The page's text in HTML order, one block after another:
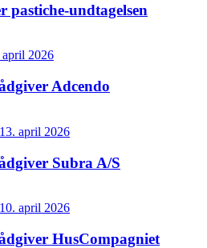
pastiche-undtagelsen
april 2026
Adcendo
13. april 2026
Subra A/S
10. april 2026
HusCompagniet